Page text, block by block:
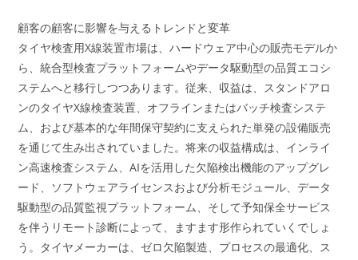
顧客の顧客に影響を与えるトレンドと変革
タイヤ検査用X線装置市場は、ハードウェア中心の販売モデルか
ら、統合型検査プラットフォームやデータ駆動型の品質エコシ
ステムへと移行しつつあります。従来、収益は、スタンドアロ
ンのタイヤX線検査装置、オフラインまたはバッチ検査システ
ム、および基本的な年間保守契約に支えられた単発の設備販売
を通じて生み出されていました。将来の収益構成は、インライ
ン高速検査システム、AIを活用した欠陥検出機能のアップグレ
ード、ソフトウェアライセンスおよび分析モジュール、データ
駆動型の品質監視プラットフォーム、そして予知保全サービス
を伴うリモート診断によって、ますます形作られていくでしょ
う。タイヤメーカーは、ゼロ欠陥製造、プロセスの最適化、ス